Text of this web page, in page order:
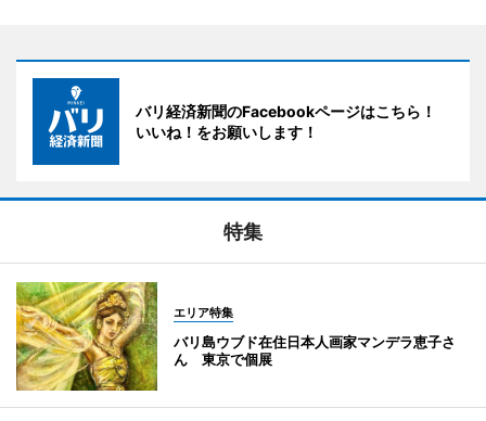
バリ経済新聞のFacebookページはこちら！
いいね！をお願いします！
特集
エリア特集
バリ島ウブド在住日本人画家マンデラ恵子さ
ん 東京で個展